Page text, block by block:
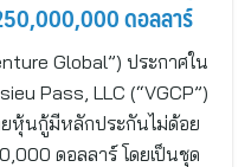
ดอลลาร์
Global”) ประกาศใน
Pass, LLC (“VGCP”)
หุ้นกู้มีหลักประกันไม่ด้อย
ดอลลาร์ โดยเป็นชุด